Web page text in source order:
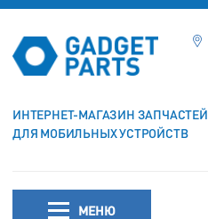
ИНТЕРНЕТ-МАГАЗИН ЗАПЧАСТЕЙ
ДЛЯ МОБИЛЬНЫХ УСТРОЙСТВ
МЕНЮ